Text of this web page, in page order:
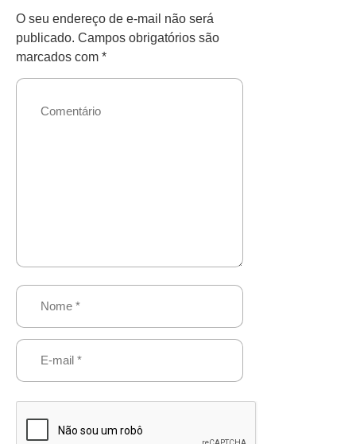
O seu endereço de e-mail não será
publicado. Campos obrigatórios são
marcados com *